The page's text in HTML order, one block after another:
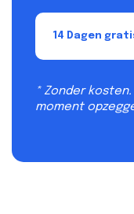
14 Dagen
* Zonder
moment